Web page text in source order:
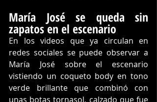
María José se queda sin
zapatos en el escenario
En los videos que ya circulan en
redes sociales se puede observar a
María José sobre el escenario
vistiendo un coqueto body en tono
verde brillante que combinó con
unas botas tornasol, calzado que fue